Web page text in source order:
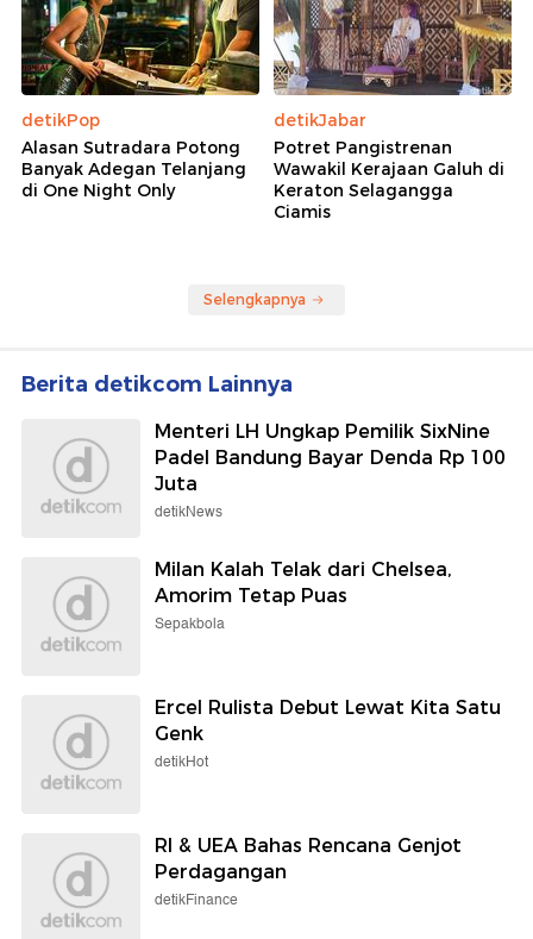
detikPop
Alasan Sutradara Potong
Banyak Adegan Telanjang
di One Night Only
detikJabar
Potret Pangistrenan
Wawakil Kerajaan Galuh di
Keraton Selagangga
Ciamis
Selengkapnya
Berita detikcom Lainnya
Menteri LH Ungkap Pemilik SixNine
Padel Bandung Bayar Denda Rp 100
Juta
detikNews
Milan Kalah Telak dari Chelsea,
Amorim Tetap Puas
Sepakbola
Ercel Rulista Debut Lewat Kita Satu
Genk
detikHot
RI & UEA Bahas Rencana Genjot
Perdagangan
detikFinance